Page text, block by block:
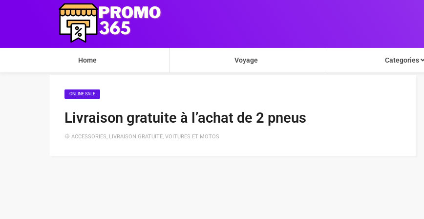
Home Voyage Categories
ONLINE SALE
Livraison gratuite à l’achat de 2 pneus
ACCESSORIES, LIVRAISON GRATUITE, VOITURES ET MOTOS